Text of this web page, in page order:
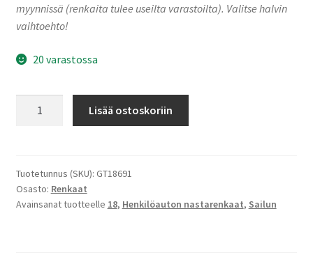
myynnissä (renkaita tulee useilta varastoilta). Valitse halvin
vaihtoehto!
20 varastossa
ICE
BLAZER
WST3
Lisää ostoskoriin
Tuotetunnus (SKU): GT18691
Osasto: Renkaat
Avainsanat tuotteelle 18, Henkilöauton nastarenkaat, Sailun